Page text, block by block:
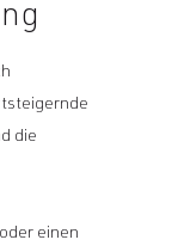
die
einen